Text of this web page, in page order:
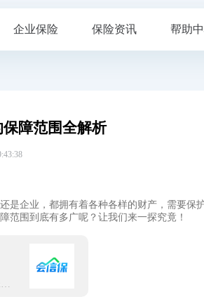
企业保险 保险资讯 帮助
障范围全解析
是企业，都拥有着各种各样的财产，需要保
范围到底有多广呢？让我们来一探究竟！
https://app.hxbaoxian.com/insurance?p=1&l=20&t=3&c=0&sourceType=web